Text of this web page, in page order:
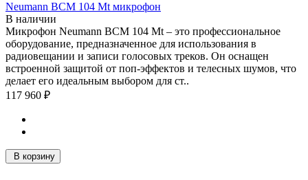
Neumann BCM 104 Mt микрофон
В наличии
Микрофон Neumann BCM 104 Mt – это профессиональное
оборудование, предназначенное для использования в
радиовещании и записи голосовых треков. Он оснащен
встроенной защитой от поп-эффектов и телесных шумов, что
делает его идеальным выбором для ст..
117 960 ₽
В корзину